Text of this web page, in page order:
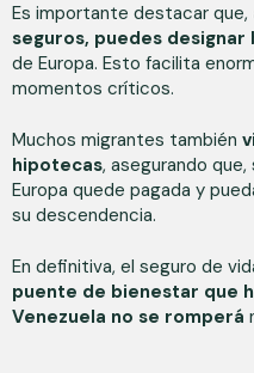
Es importante destacar que,
seguros, puedes
de Europa. Esto facilita
momentos críticos.
Muchos migrantes también
hipotecas, asegurando
Europa quede pagada y
su descendencia.
En definitiva, el seguro de
puente de bienestar que
Venezuela no se romperá